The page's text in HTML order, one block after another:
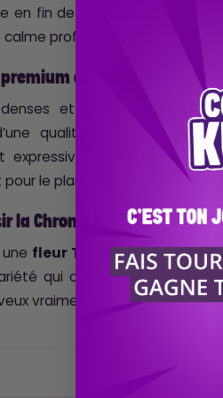
en fin de journée, pour se
profond.
et résineuse
denses et givrées de la
qualité constante.
expressive, cette
fleur
le plaisir des yeux que pour
la Chronic Ice THCA ?
fleur THCApuissante,
qui combine intensité,
vraiment ralentir, sans